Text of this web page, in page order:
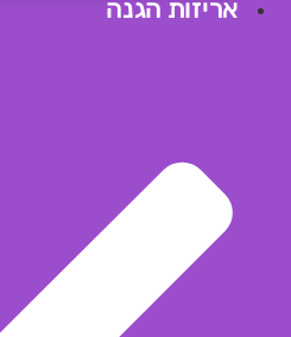
אריזות הגנה